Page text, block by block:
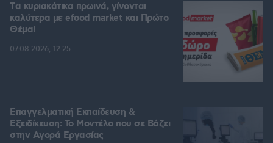
Tα κυριακάτικα πρωινά, γίνονται
καλύτερα με efood market και Πρώτο
Θέμα!
07.08.2026, 12:25
Επαγγελματική Εκπαίδευση &
Εξειδίκευση: Το Mοντέλο που σε Bάζει
στην Aγορά Eργασίας